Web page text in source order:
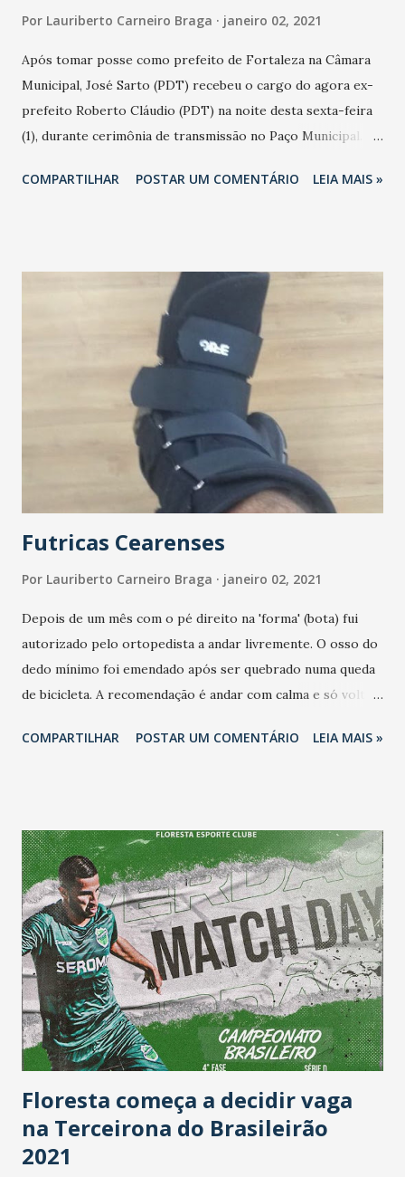
Por Lauriberto Carneiro Braga janeiro 02, 2021
Após tomar posse como prefeito de Fortaleza na Câmara
Municipal, José Sarto (PDT) recebeu o cargo do agora ex-
prefeito Roberto Cláudio (PDT) na noite desta sexta-feira
(1), durante cerimônia de transmissão no Paço Municipal.
desigualdades e destacou Vacinação, retorno seguro às
pretende fazer uma reforma administrativa na Prefeitura
aumentando para 23 secretarias, mas sem custo a mais para
os cofres públicos. Serão enviadas para Câmara Municipal
mensagens em primeiro de fevereiro criando as secretarias
de: Primeira Infância. Juventude. Proteção Animal. Já a
aprovada na Câmara a nova divisão territorial de Fortaleza
com 12 Secretarias Executivas Regionais. Os novos
secretários devem ser nomeados na próxima semana. Logo
no início da cerimônia, o ex-prefeito Roberto Cláudio fez
di...
COMPARTILHAR POSTAR UM COMENTÁRIO LEIA MAIS »
Futricas Cearenses
Por Lauriberto Carneiro Braga janeiro 02, 2021
Depois de um mês com o pé direito na 'forma' (bota) fui
autorizado pelo ortopedista a andar livremente. O osso do
dedo mínimo foi emendado após ser quebrado numa queda
de bicicleta. A recomendação é andar com calma e só voltar
pé direito.
COMPARTILHAR POSTAR UM COMENTÁRIO LEIA MAIS »
Floresta começa a decidir vaga
na Terceirona do Brasileirão
2021